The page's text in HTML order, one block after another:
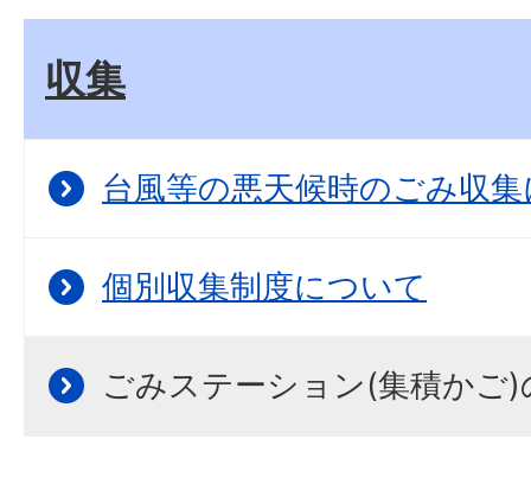
収集
台風等の悪天候時のごみ収
個別収集制度について
ごみステーション(集積かご